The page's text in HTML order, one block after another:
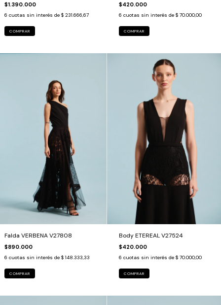
$1.390.000
6 cuotas sin interés de $ 231.666,67
COMPRAR
$420.000
6 cuotas sin interés de $ 70.000,00
COMPRAR
Falda VERBENA V27808
$890.000
6 cuotas sin interés de $ 148.333,33
COMPRAR
Body ETEREAL V27524
$420.000
6 cuotas sin interés de $ 70.000,00
COMPRAR